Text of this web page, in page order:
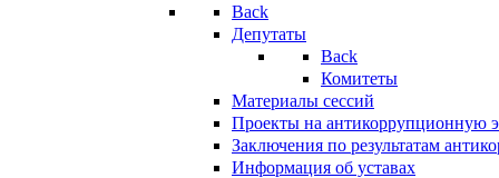
Back
Депутаты
Back
Комитеты
Материалы сессий
Проекты на антикоррупционную
Заключения по результатам
Информация об уставах